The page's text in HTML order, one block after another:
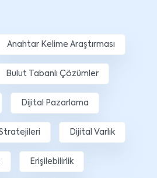
Anahtar Kelime Araştırması
Bulut Tabanlı Çözümler
Dijital Pazarlama
Dijital Varlık
Erişilebilirlik